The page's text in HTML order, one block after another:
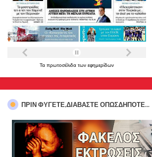
Τα πρωτοσέλιδα των εφημερίδων
ΠΡΊΝ ΦΎΓΕΤΕ,ΔΙΑΒΆΣΤΕ ΟΠΩΣΔΉΠΟΤΕ...